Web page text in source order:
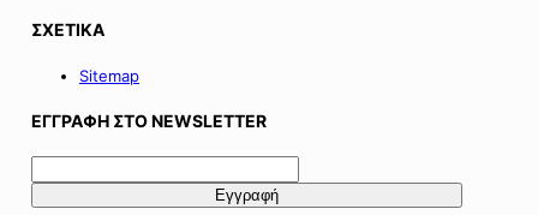
ΣΧΕΤΙΚΑ
Sitemap
ΕΓΓΡΑΦΗ ΣΤΟ NEWSLETTER